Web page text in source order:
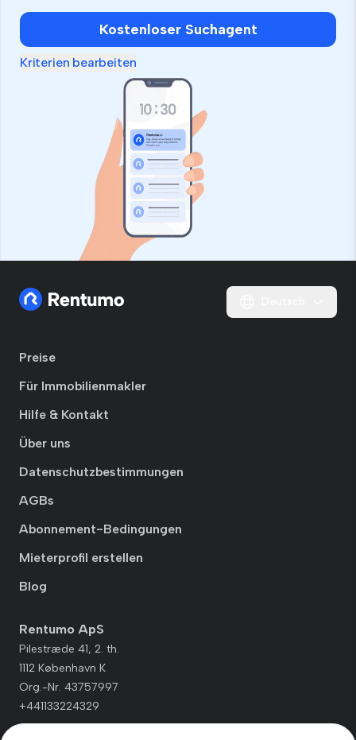
Kostenloser Suchagent
Kriterien bearbeiten
Preise
Für Immobilienmakler
Hilfe & Kontakt
Über uns
Datenschutzbestimmungen
AGBs
Abonnement-Bedingungen
Mieterprofil erstellen
Blog
Rentumo ApS
Pilestræde 41, 2. th.
1112 København K
Org.-Nr. 43757997
+441133224329